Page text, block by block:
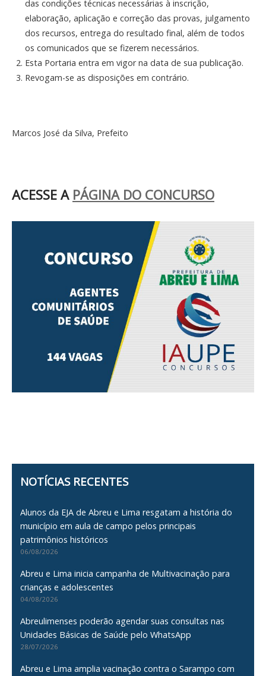
das condições técnicas necessárias à inscrição,
elaboração, aplicação e correção das provas, julgamento
dos recursos, entrega do resultado final, além de todos
os comunicados que se fizerem necessários.
Esta Portaria entra em vigor na data de sua publicação.
Revogam-se as disposições em contrário.
Marcos José da Silva, Prefeito
ACESSE A PÁGINA DO CONCURSO
NOTÍCIAS RECENTES
Alunos da EJA de Abreu e Lima resgatam a história do
município em aula de campo pelos principais
patrimônios históricos
06/08/2026
Abreu e Lima inicia campanha de Multivacinação para
crianças e adolescentes
04/08/2026
Abreulimenses poderão agendar suas consultas nas
Unidades Básicas de Saúde pelo WhatsApp
28/07/2026
Abreu e Lima amplia vacinação contra o Sarampo com